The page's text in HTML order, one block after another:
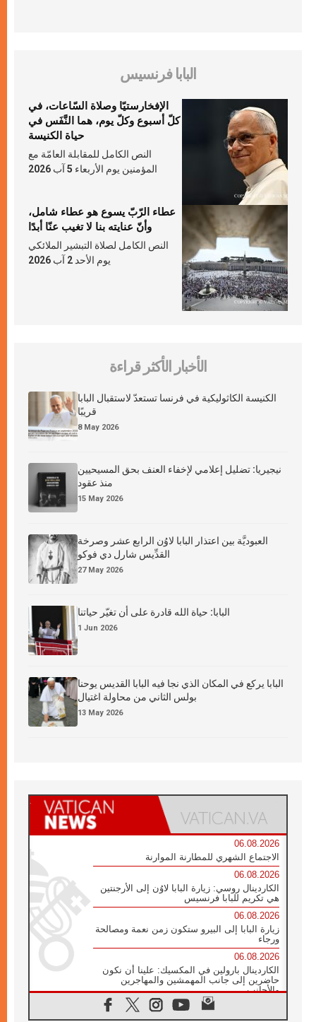
البابا فرنسيس
الإفخارستيّا وصلاة السّاعات، في
كلّ أسبوع وكلّ يوم، هما النَّفَس في
حياة الكنيسة
النص الكامل للمقابلة العامّة مع
المؤمنين يوم الأربعاء 5 آب 2026
عطاء الرّبّ يسوع هو عطاء شامل،
وأنّ عنايته بنا لا تغيب عنّا أبدًا
النص الكامل لصلاة التبشير الملائكي
يوم الأحد 2 آب 2026
الأخبار الأكثر قراءة
الكنيسة الكاثوليكية في فرنسا تستعدّ لاستقبال البابا
قريبًا
8 May 2026
نيجيريا: تضليل إعلامي لإخفاء العنف بحق المسيحيين
منذ عقود
15 May 2026
العبوديَّة بين اعتذار البابا لاوُن الرابع عشر وصرخة
القدِّيس شارل دي فوكو
27 May 2026
البابا: حياة الله قادرة على أن تغيّر حياتنا
1 Jun 2026
البابا يركع في المكان الذي نجا فيه البابا القديس يوحنا
بولس الثاني من محاولة اغتيال
13 May 2026
06.08.2026
الاجتماع الشهري للمطارنة الموارنة
06.08.2026
الكاردينال روسي: زيارة البابا لاوُن إلى الأرجنتين
هي تكريم للبابا فرنسيس
06.08.2026
زيارة البابا إلى البيرو ستكون زمن نعمة ومصالحة
ورجاء
06.08.2026
الكاردينال بارولين في المكسيك: علينا أن نكون
حاضرين إلى جانب المهمشين والمهاجرين
والأجانب